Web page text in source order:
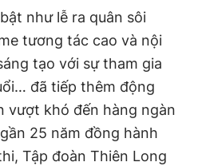
như lễ ra quân sôi
tương tác cao và nội
tạo với sự tham gia
đã tiếp thêm động
vượt khó đến hàng ngàn
25 năm đồng hành
Tập đoàn Thiên Long